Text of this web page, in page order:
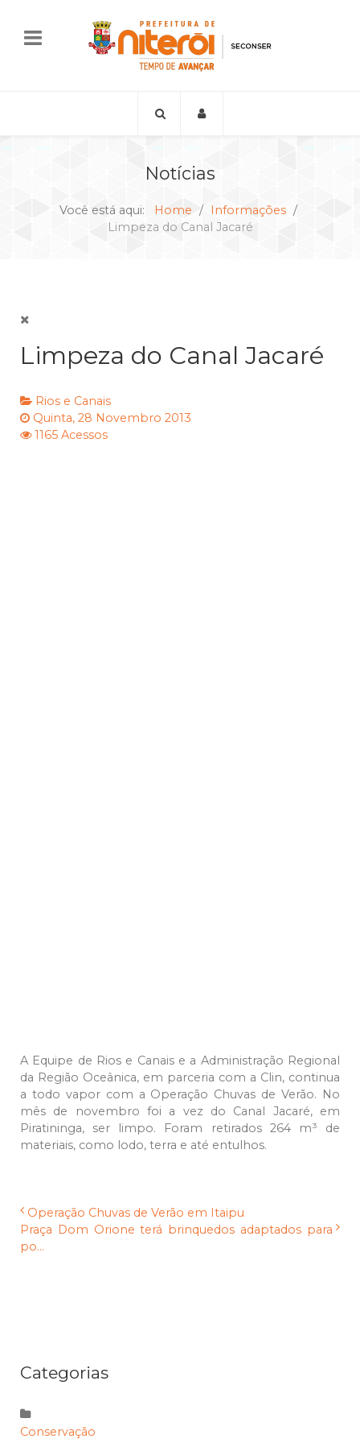
Notícias
Você está aqui: Home
Informações
Limpeza do Canal Jacaré
Limpeza do Canal Jacaré
Rios e Canais
Quinta, 28 Novembro 2013
1165 Acessos
A Equipe de Rios e Canais e a Administração Regional
da Região Oceânica, em parceria com a Clin, continua
a todo vapor com a Operação Chuvas de Verão. No
mês de novembro foi a vez do Canal Jacaré, em
Piratininga, ser limpo. Foram retirados 264 m³ de
materiais, como lodo, terra e até entulhos.
Operação Chuvas de Verão em Itaipu
Praça Dom Orione terá brinquedos adaptados para
po...
Categorias
Conservação